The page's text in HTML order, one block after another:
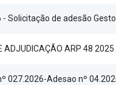
- Solicitação de adesão
ADJUDICAÇÃO ARP 48 2025
027.2026-Adesao nº